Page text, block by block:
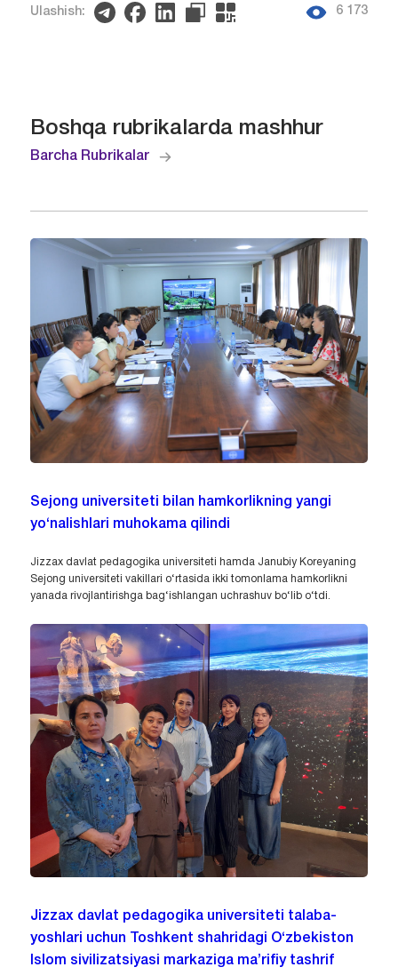
Ulashish: 6 173
Boshqa rubrikalarda mashhur
Barcha Rubrikalar
Sejong universiteti bilan hamkorlikning yangi
yo‘nalishlari muhokama qilindi
Jizzax davlat pedagogika universiteti hamda Janubiy Koreyaning
Sejong universiteti vakillari o‘rtasida ikki tomonlama hamkorlikni
yanada rivojlantirishga bag‘ishlangan uchrashuv bo‘lib o‘tdi.
Jizzax davlat pedagogika universiteti talaba-
yoshlari uchun Toshkent shahridagi O‘zbekiston
Islom sivilizatsiyasi markaziga ma’rifiy tashrif